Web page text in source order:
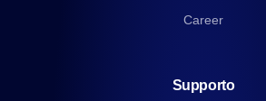
Career
Supporto